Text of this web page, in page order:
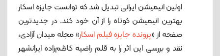
اولین انیمیشن ایرانی تبدیل شد که توانست جایزه اسکار
بهترین انیمیشن کوتاه را از آن خود کند. در جدیدترین
صفحه از «پرونده جایزه فیلم اسکار» مجله میدان آزادی،
نقد و بررسی این اثر را به قلم راضیه کاظم‌زاده ایرانشهر